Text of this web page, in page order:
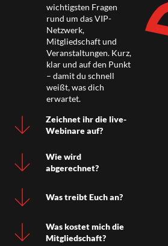
wichtigsten Fragen
rund um das VIP-
Netzwerk,
Mitgliedschaft und
Veranstaltungen. Kurz,
klar und auf den Punkt
– damit du schnell
weißt, was dich
erwartet.
Zeichnet ihr die live-
Webinare auf?
Wie wird
abgerechnet?
Was treibt Euch an?
Was kostet mich die
Mitgliedschaft?